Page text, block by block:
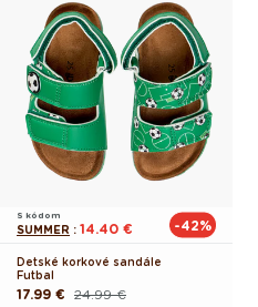
S kódom
SUMMER : 14.40 € -42%
Detské korkové sandále
Futbal
Pôvodná24.99 €
Akciová
17.99 €